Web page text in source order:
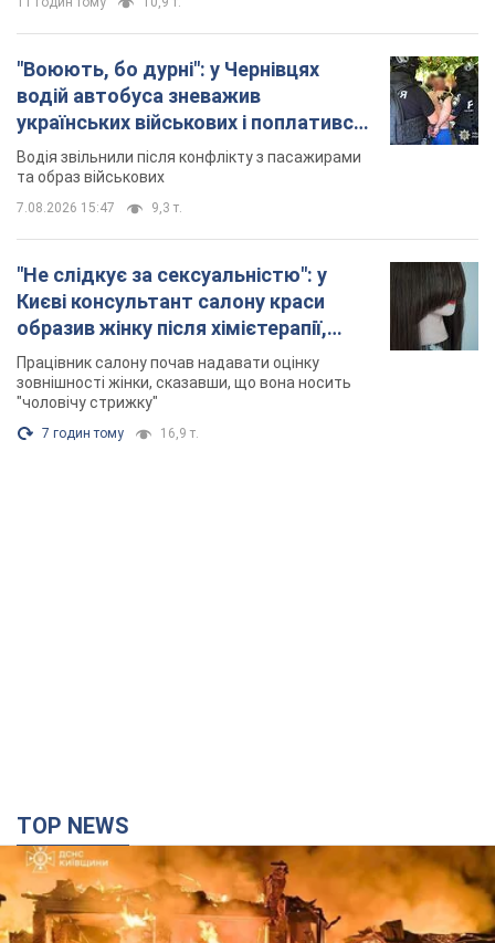
Києві консультант салону краси
образив жінку після хімієтерапії,
розгорівся скандал. Фото
Працівник салону почав надавати оцінку
зовнішності жінки, сказавши, що вона носить
"чоловічу стрижку"
Росія вдарила по Київщині дронами: загинули
троє людей, серед них – дитина. Фото
Також є постраждалі через атаку ворога
годину тому 13,6 т.